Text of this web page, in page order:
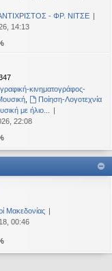
- ΦΡ. ΝΙΤΣΕ
14:13
κινηματογράφος-
,
Ποίηση-Λογοτεχνία
με ήλιο...
22:08
Μακεδονίας
00:46